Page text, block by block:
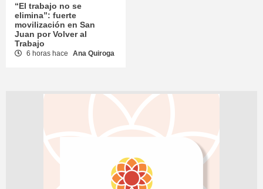
“El trabajo no se
elimina”: fuerte
movilización en San
Juan por Volver al
Trabajo
6 horas hace Ana Quiroga